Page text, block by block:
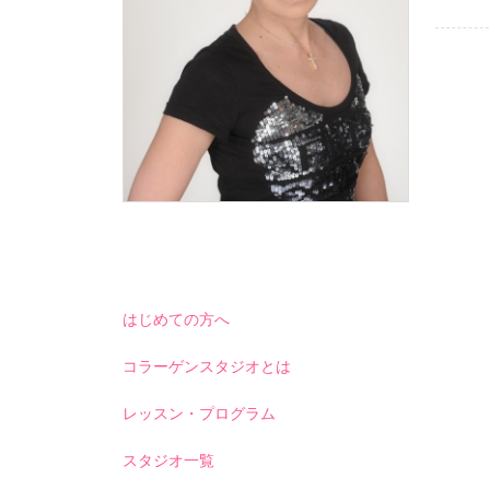
はじめての方へ
コラーゲンスタジオとは
レッスン・プログラム
スタジオ一覧